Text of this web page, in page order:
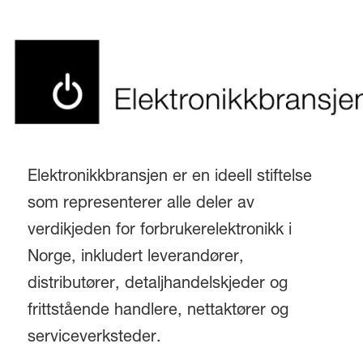
Elektronikkbransjen er en ideell stiftelse
som representerer alle deler av
verdikjeden for forbrukerelektronikk i
Norge, inkludert leverandører,
distributører, detaljhandelskjeder og
frittstående handlere, nettaktører og
serviceverksteder.